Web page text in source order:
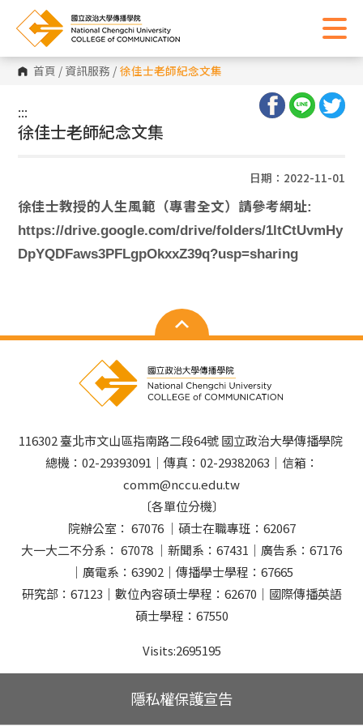
首頁 / 資訊服務 / 徐佳士老師紀念文集
:::
:::
徐佳士老師紀念文集
日期：2022-11-01
徐佳士教授的人生風範（專書全文）請參考網址:
https://drive.google.com/drive/folders/1ltCtUvmHy
DpYQDFaws3PFLgpOkxxZ39q?usp=sharing
116302 臺北市文山區指南路二段64號 國立政治大學傳播學院
總機：02-29393091｜傳真：02-29382063｜信箱：
comm@nccu.edu.tw
〔各單位分機〕
院辦公室： 67076 ｜碩士在職專班：62067
大一大二不分系： 67078 ｜新聞系：67431｜廣告系：67176
｜廣電系：63902｜傳播學士學程：67665
研究部：67123｜數位內容碩士學程：62670｜國際傳播英語
碩士學程：67550
Visits:2695195
隱私權保護宣告